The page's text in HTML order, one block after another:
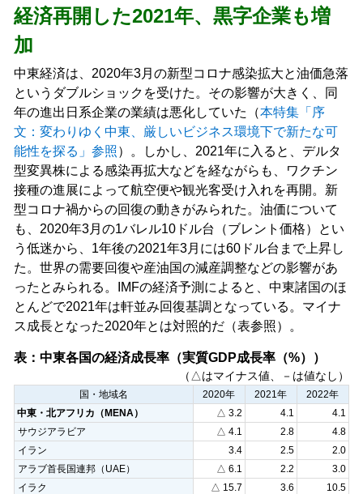
経済再開した2021年、黒字企業も増
加
中東経済は、2020年3月の新型コロナ感染拡大と油価急落
というダブルショックを受けた。その影響が大きく、同
年の進出日系企業の業績は悪化していた（本特集「序
文：変わりゆく中東、厳しいビジネス環境下で新たな可
能性を探る」参照）。しかし、2021年に入ると、デルタ
型変異株による感染再拡大などを経ながらも、ワクチン
接種の進展によって航空便や観光客受け入れを再開。新
型コロナ禍からの回復の動きがみられた。油価について
も、2020年3月の1バレル10ドル台（ブレント価格）とい
う低迷から、1年後の2021年3月には60ドル台まで上昇し
た。世界の需要回復や産油国の減産調整などの影響があ
ったとみられる。IMFの経済予測によると、中東諸国のほ
とんどで2021年は軒並み回復基調となっている。マイナ
ス成長となった2020年とは対照的だ（表参照）。
表：中東各国の経済成長率（実質GDP成長率（%））
（△はマイナス値、－は値なし）
国・地域名 2020年 2021年
2022年
中東・北アフリカ（MENA）
△ 3.2 4.1
4.1
サウジアラビア
△ 4.1 2.8
4.8
イラン
3.4 2.5
2.0
アラブ首長国連邦（UAE）
△ 6.1 2.2
3.0
イラク
△ 15.7 3.6
10.5